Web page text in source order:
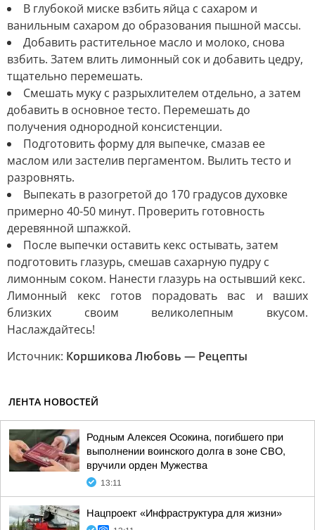
В глубокой миске взбить яйца с сахаром и
ванильным сахаром до образования пышной массы.
Добавить растительное масло и молоко, снова
взбить. Затем влить лимонный сок и добавить цедру,
тщательно перемешать.
Смешать муку с разрыхлителем отдельно, а затем
добавить в основное тесто. Перемешать до
получения однородной консистенции.
Подготовить форму для выпечке, смазав ее
маслом или застелив пергаментом. Вылить тесто и
разровнять.
Выпекать в разогретой до 170 градусов духовке
примерно 40-50 минут. Проверить готовность
деревянной шпажкой.
После выпечки оставить кекс остывать, затем
подготовить глазурь, смешав сахарную пудру с
лимонным соком. Нанести глазурь на остывший кекс.
Лимонный кекс готов порадовать вас и ваших
близких своим великолепным вкусом.
Наслаждайтесь!
Источник: Коршикова Любовь — Рецепты
ЛЕНТА НОВОСТЕЙ
Родным Алексея Осокина, погибшего при
выполнении воинского долга в зоне СВО,
вручили орден Мужества
13:11
Нацпроект «Инфраструктура для жизни»